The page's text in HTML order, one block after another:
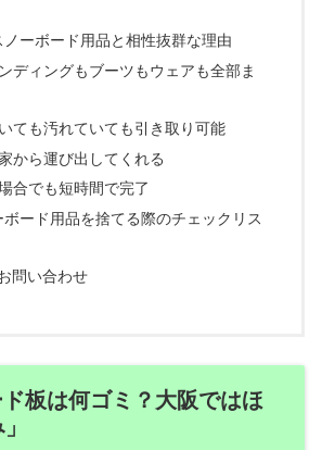
ーボード用品と相性抜群な理由
ディングもブーツもウェアも全部ま
ても汚れていても引き取り可能
から運び出してくれる
合でも短時間で完了
ード用品を捨てる際のチェックリス
問い合わせ
板は何ゴミ？大阪ではほ